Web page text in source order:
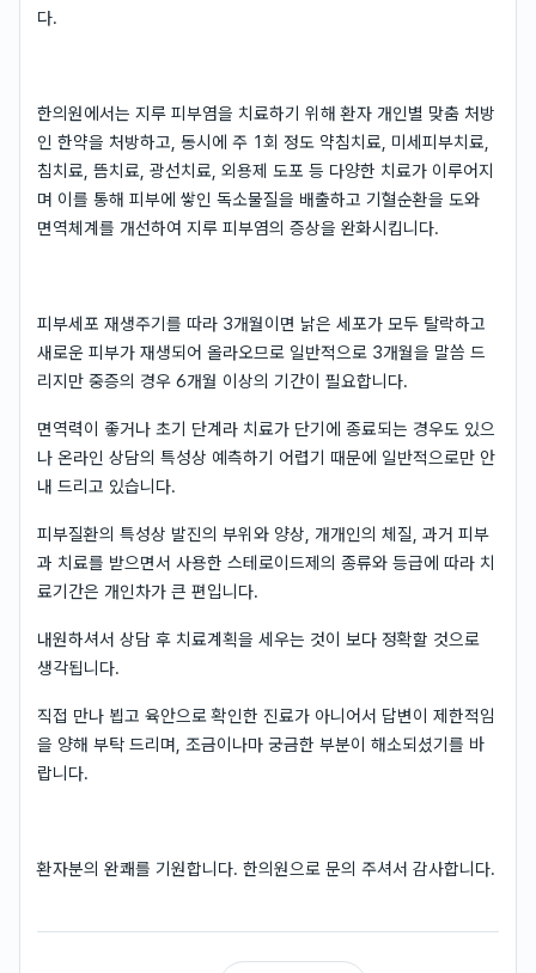
다.
한의원에서는 지루 피부염을 치료하기 위해 환자 개인별 맞춤 처방
인 한약을 처방하고, 동시에 주 1회 정도 약침치료, 미세피부치료,
침치료, 뜸치료, 광선치료, 외용제 도포 등 다양한 치료가 이루어지
며 이를 통해 피부에 쌓인 독소물질을 배출하고 기혈순환을 도와
면역체계를 개선하여 지루 피부염의 증상을 완화시킵니다.
피부세포 재생주기를 따라 3개월이면 낡은 세포가 모두 탈락하고
새로운 피부가 재생되어 올라오므로 일반적으로 3개월을 말씀 드
리지만 중증의 경우 6개월 이상의 기간이 필요합니다.
면역력이 좋거나 초기 단계라 치료가 단기에 종료되는 경우도 있으
나 온라인 상담의 특성상 예측하기 어렵기 때문에 일반적으로만 안
내 드리고 있습니다.
피부질환의 특성상 발진의 부위와 양상, 개개인의 체질, 과거 피부
과 치료를 받으면서 사용한 스테로이드제의 종류와 등급에 따라 치
료기간은 개인차가 큰 편입니다.
내원하셔서 상담 후 치료계획을 세우는 것이 보다 정확할 것으로
생각됩니다.
직접 만나 뵙고 육안으로 확인한 진료가 아니어서 답변이 제한적임
을 양해 부탁 드리며, 조금이나마 궁금한 부분이 해소되셨기를 바
랍니다.
환자분의 완쾌를 기원합니다. 한의원으로 문의 주셔서 감사합니다.